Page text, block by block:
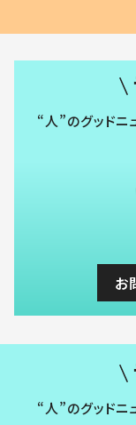
“人”のグッドニ
お
“人”のグッドニ